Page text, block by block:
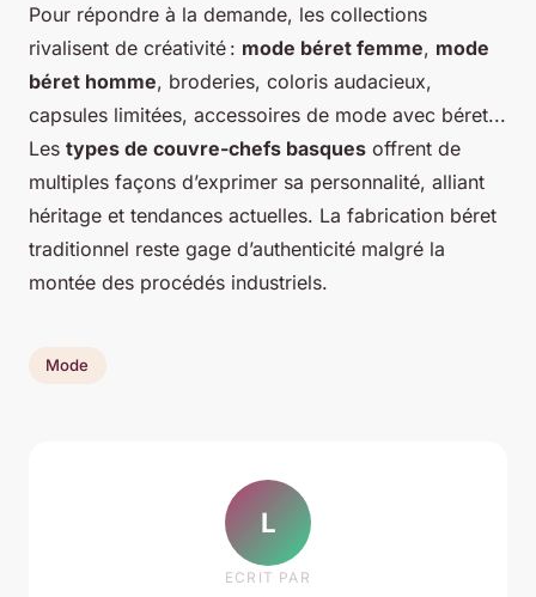
Pour répondre à la demande, les collections
rivalisent de créativité : mode béret femme, mode
béret homme, broderies, coloris audacieux,
capsules limitées, accessoires de mode avec béret...
Les types de couvre-chefs basques offrent de
multiples façons d’exprimer sa personnalité, alliant
héritage et tendances actuelles. La fabrication béret
traditionnel reste gage d’authenticité malgré la
montée des procédés industriels.
Mode
L
ECRIT PAR